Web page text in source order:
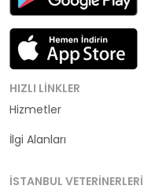
HIZLI LINKLER
Hizmetler
İlgi Alanları
İSTANBUL VETERINERLERI